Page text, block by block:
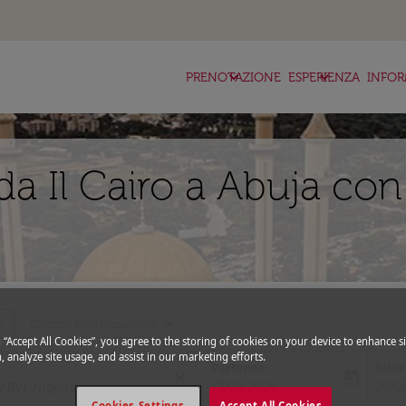
PRENOTAZIONE
keyboard_arrow_down ESPERIENZA
keyboard_arrow_down
Il Cairo a Abuja
Partenza
fc-booking-departure-date-aria-
13/08/2026
fc-
“Accept All Cookies”, you agree to the storing of cookies on your device to enhance
analyze site usage, and assist in our marketing efforts.